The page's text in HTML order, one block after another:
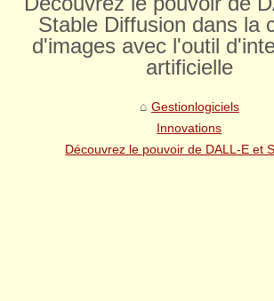
Stable Diffusion dans la
d'images avec l'outil
artificielle
Gestionlogiciels
Innovations
Découvrez le pouvoir de DALL-E et